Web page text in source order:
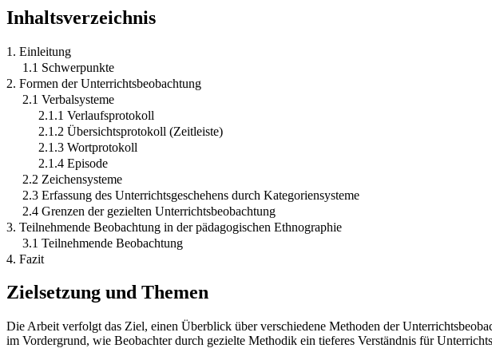
Inhaltsverzeichnis
1. Einleitung
1.1 Schwerpunkte
2. Formen der Unterrichtsbeobachtung
2.1 Verbalsysteme
2.1.1 Verlaufsprotokoll
2.1.2 Übersichtsprotokoll (Zeitleiste)
2.1.3 Wortprotokoll
2.1.4 Episode
2.2 Zeichensysteme
2.3 Erfassung des Unterrichtsgeschehens durch Kategoriensysteme
2.4 Grenzen der gezielten Unterrichtsbeobachtung
3. Teilnehmende Beobachtung in der pädagogischen Ethnographie
3.1 Teilnehmende Beobachtung
4. Fazit
Zielsetzung und Themen
Die Arbeit verfolgt das Ziel, einen Überblick über verschiedene Methoden der
im Vordergrund, wie Beobachter durch gezielte Methodik ein tieferes Verständnis für